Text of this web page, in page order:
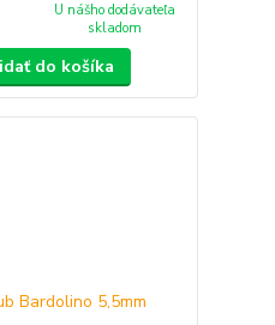
U nášho dodávateľa
skladom
do košíka